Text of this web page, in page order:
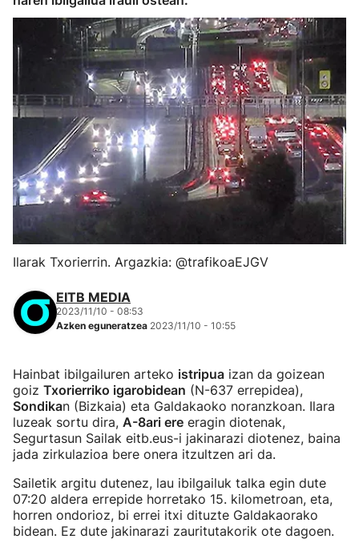
Ilarak Txorierrin. Argazkia: @trafikoaEJGV
EITB MEDIA
2023/11/10 - 08:53
Azken eguneratzea 2023/11/10 - 10:55
Hainbat ibilgailuren arteko istripua izan da goizean
goiz Txorierriko igarobidean (N-637 errepidea),
Sondikan (Bizkaia) eta Galdakaoko noranzkoan. Ilara
luzeak sortu dira, A-8ari ere eragin diotenak,
Segurtasun Sailak eitb.eus-i jakinarazi diotenez, baina
jada zirkulazioa bere onera itzultzen ari da.
Sailetik argitu dutenez, lau ibilgailuk talka egin dute
07:20 aldera errepide horretako 15. kilometroan, eta,
horren ondorioz, bi errei itxi dituzte Galdakaorako
bidean. Ez dute jakinarazi zauritutakorik ote dagoen.